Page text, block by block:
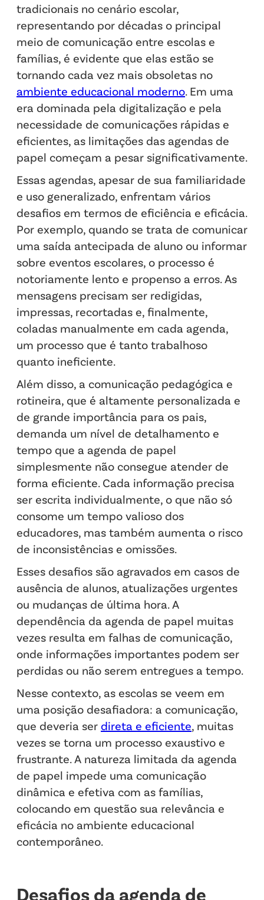
tradicionais no cenário escolar,
representando por décadas o principal
meio de comunicação entre escolas e
famílias, é evidente que elas estão se
tornando cada vez mais obsoletas no
ambiente educacional moderno. Em uma
era dominada pela digitalização e pela
necessidade de comunicações rápidas e
eficientes, as limitações das agendas de
papel começam a pesar significativamente.
Essas agendas, apesar de sua familiaridade
e uso generalizado, enfrentam vários
desafios em termos de eficiência e eficácia.
Por exemplo, quando se trata de comunicar
uma saída antecipada de aluno ou informar
sobre eventos escolares, o processo é
notoriamente lento e propenso a erros. As
mensagens precisam ser redigidas,
impressas, recortadas e, finalmente,
coladas manualmente em cada agenda,
um processo que é tanto trabalhoso
quanto ineficiente.
Além disso, a comunicação pedagógica e
rotineira, que é altamente personalizada e
de grande importância para os pais,
demanda um nível de detalhamento e
tempo que a agenda de papel
simplesmente não consegue atender de
forma eficiente. Cada informação precisa
ser escrita individualmente, o que não só
consome um tempo valioso dos
educadores, mas também aumenta o risco
de inconsistências e omissões.
Esses desafios são agravados em casos de
ausência de alunos, atualizações urgentes
ou mudanças de última hora. A
dependência da agenda de papel muitas
vezes resulta em falhas de comunicação,
onde informações importantes podem ser
perdidas ou não serem entregues a tempo.
Nesse contexto, as escolas se veem em
uma posição desafiadora: a comunicação,
que deveria ser direta e eficiente, muitas
vezes se torna um processo exaustivo e
frustrante. A natureza limitada da agenda
de papel impede uma comunicação
dinâmica e efetiva com as famílias,
colocando em questão sua relevância e
eficácia no ambiente educacional
contemporâneo.
Desafios da agenda de